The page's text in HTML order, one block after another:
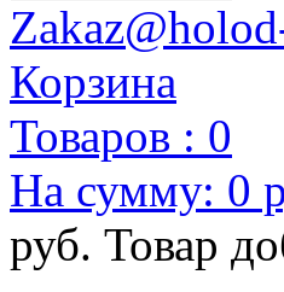
Корзина
Товаров : 0
На сумму: 0
руб. Товар